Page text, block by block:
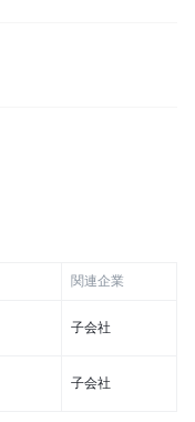
関連企業
子会社
子会社